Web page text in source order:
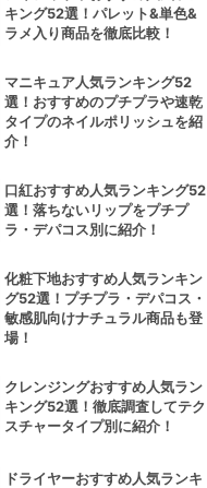
キング52選！パレット&単色&
ラメ入り商品を徹底比較！
マニキュア人気ランキング52
選！おすすめのプチプラや速乾
タイプのネイルポリッシュを紹
介！
口紅おすすめ人気ランキング52
選！落ちないリップをプチプ
ラ・デパコス別に紹介！
化粧下地おすすめ人気ランキン
グ52選！プチプラ・デパコス・
敏感肌向けナチュラル商品も登
場！
クレンジングおすすめ人気ラン
キング52選！徹底調査してテク
スチャータイプ別に紹介！
ドライヤーおすすめ人気ランキ